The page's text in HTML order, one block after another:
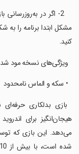
2- اگر در
مشکل ابتدا برنامه را
کنید.
ویژگی‌های نسخه مود
‏ ‏ • سکه و الماس نامحدود
بازی بدلکاری
هیجان‌انگیز برای